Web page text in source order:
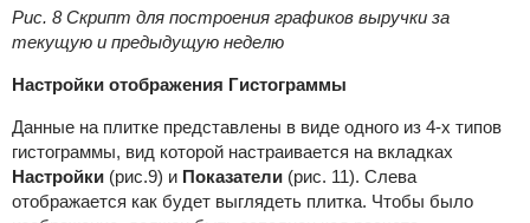
Рис. 8 Скрипт для построения графиков выручки за
текущую и предыдущую неделю
Настройки отображения Гистограммы
Данные на плитке представлены в виде одного из 4-х типов
гистограммы, вид которой настраивается на вкладках
Настройки (рис.9) и Показатели (рис. 11). Слева
отображается как будет выглядеть плитка. Чтобы было